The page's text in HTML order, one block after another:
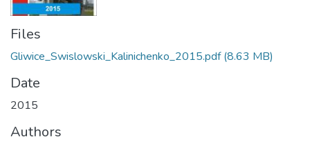
Files
Gliwice_Swislowski_Kalinichenko_2015.pdf(8.63 MB)
Date
2015
Authors